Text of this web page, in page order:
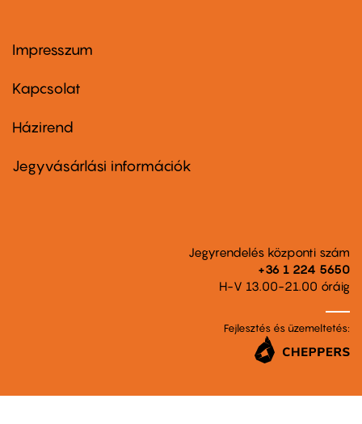
Footer
first
Impresszum
Kapcsolat
Footer
second
Házirend
Jegyvásárlási információk
Jegyrendelés központi szám
+36 1 224 5650
H-V 13.00-21.00 óráig
Fejlesztés és üzemeltetés: